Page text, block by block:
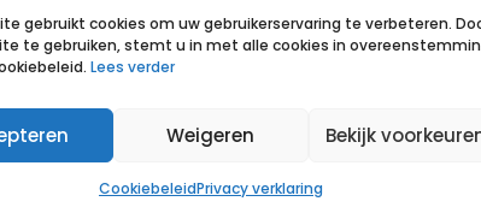
gebruikt cookies om uw gebruikerservaring te verbeteren.
te gebruiken, stemt u in met alle cookies in
Lees verder
Weigeren Bekijk
CookiebeleidPrivacy verklaring
en digitale
duidelijk in het cv);
van
(maximaal 1 A4)
dient geschreven te